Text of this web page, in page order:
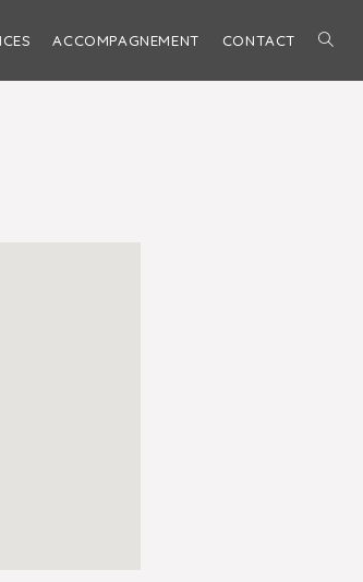
ACCOMPAGNEMENT CONTACT